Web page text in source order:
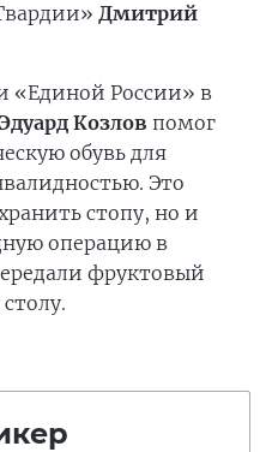
Дмитрий
«Единой России» в
Козлов помог
обувь для
Это
стопу, но и
операцию в
фруктовый